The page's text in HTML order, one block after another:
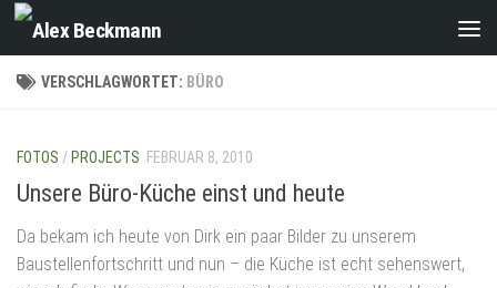
Zum Inhalt springen
VERSCHLAGWORTET: BÜRO
FOTOS / PROJECTS FEBRUAR 8, 2010
Unsere Büro-Küche einst und heute
Da bekam ich heute von Dirk ein paar Bilder zu unserem
Baustellenfortschritt und nun – die Küche ist echt sehenswert,